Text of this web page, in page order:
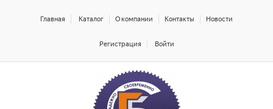
Главная Каталог О компании Контакты Новости
Регистрация Войти